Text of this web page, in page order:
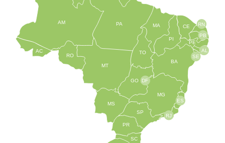
TO
BA
SE
PE
AL
RN
CE
PI
MA
PA
AM
AC
RO
MT
MS
GO
PR
SC
SP
MG
RJ
ES
DF
PB